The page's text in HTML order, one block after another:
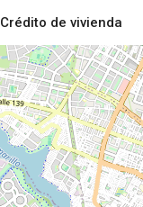
Crédito de vivienda